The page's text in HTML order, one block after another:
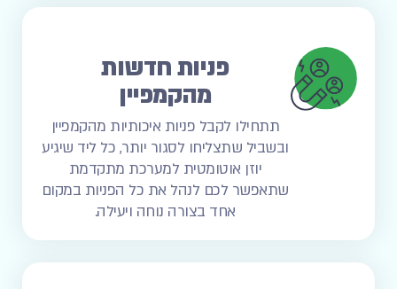
פניות חדשות
מהקמפיין
תתחילו לקבל פניות איכותיות מהקמפיין
ובשביל שתצליחו לסגור יותר, כל ליד שיגיע
יוזן אוטומטית למערכת מתקדמת
שתאפשר לכם לנהל את כל הפניות במקום
אחד בצורה נוחה ויעילה.